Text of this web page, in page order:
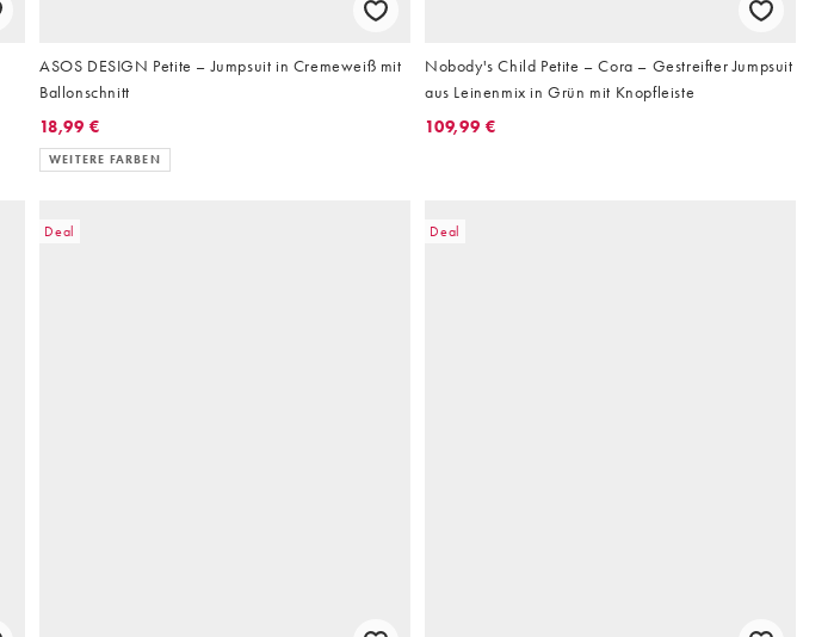
ASOS DESIGN Petite – Jumpsuit in Cremeweiß mit
Ballonschnitt
18,99 €
WEITERE FARBEN
Nobody's Child Petite – Cora – Gestreifter Jumpsuit
aus Leinenmix in Grün mit Knopfleiste
109,99 €
Deal Deal